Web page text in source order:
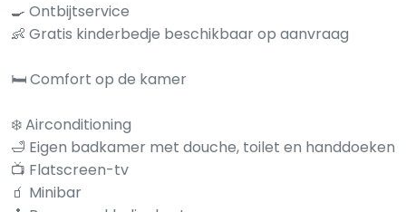
🍳 Ontbijtservice
👶 Gratis kinderbedje beschikbaar op aanvraag
🛏️ Comfort op de kamer
❄️ Airconditioning
🛁 Eigen badkamer met douche, toilet en handdoeken
📺 Flatscreen-tv
🧃 Minibar